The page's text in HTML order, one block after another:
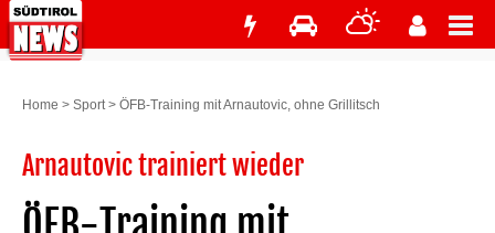
Home > Sport> ÖFB-Training mit Arnautovic, ohne Grillitsch
Arnautovic trainiert wieder